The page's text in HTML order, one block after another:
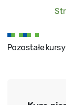
Pozostałe kursy